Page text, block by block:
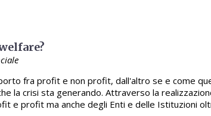
fra profit e non profit, dall'altro se e come
la crisi sta generando. Attraverso la
profit ma anche degli Enti e delle Istituzioni